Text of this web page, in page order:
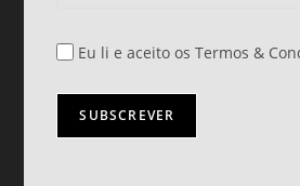
Eu li e aceito os Termos &
SUBSCREVER